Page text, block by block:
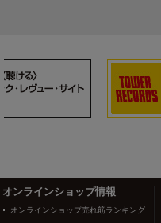
オンラインショップ情報
オンラインショップ売れ筋ランキング